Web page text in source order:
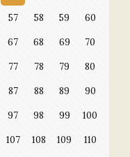
57 58 59 60
67 68 69 70
77 78 79 80
87 88 89 90
97 98 99 100
107 108 109 110